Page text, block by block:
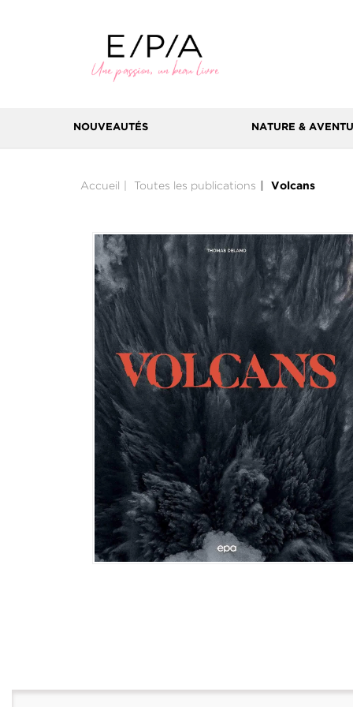
NOUVEAUTÉS NATURE &
Accueil Toutes les publications Volcans